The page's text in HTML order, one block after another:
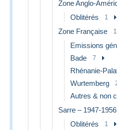
Zone Anglo-
Oblitérés 1
Zone Française
Emissions
Bade 7
Rhénanie-
Wurtemberg
Autres & non
Sarre – 1947-
Oblitérés 1